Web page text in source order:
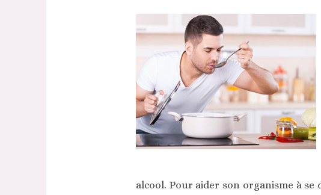
alcool. Pour aider son organisme à